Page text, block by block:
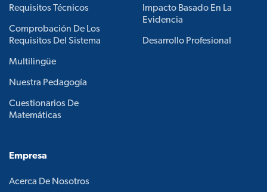
Requisitos Técnicos
Comprobación De Los
Requisitos Del Sistema
Multilingüe
Nuestra Pedagogía
Cuestionarios De
Matemáticas
Impacto Basado En La
Evidencia
Desarrollo Profesional
Empresa
Acerca De Nosotros